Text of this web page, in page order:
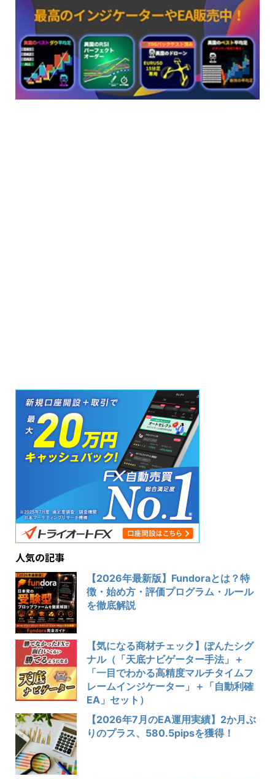
人気の記事
【2026年最新版】Fundoraとは？特
徴・始め方・評価プログラム・ルール
を徹底解説
【気になる商材チェック】ぽんたシグ
ナル（「天底ナビゲーター手法」＋
「一目でわかる高精度マルチタイムフ
レームインジケーター」＋「自動利確
EA」セット）
【2026年7月のEA運用実績】2か月ぶ
りのプラス、580.5pipsを獲得！